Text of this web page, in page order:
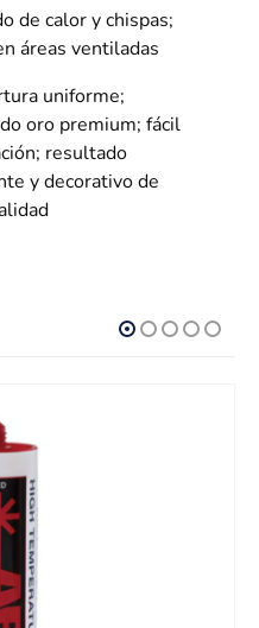
de calor y chispas;
áreas ventiladas
uniforme;
oro premium; fácil
resultado
y decorativo de